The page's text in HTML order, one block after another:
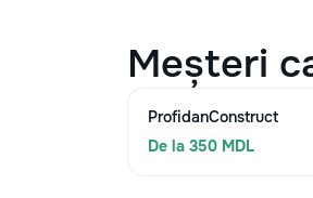
Meșteri
ProfidanConstruct
De la 350 MDL